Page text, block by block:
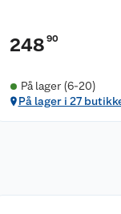
248 90
På lager (6-20)
På lager i 27